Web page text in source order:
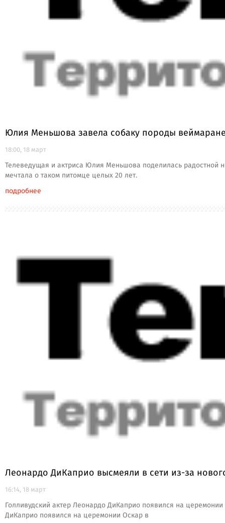
Юлия Меньшова завела собаку породы
18:00, 18 март
Телеведущая и актриса Юлия Меньшова поделилась радостной
мечтала о таком питомце целых 20 лет.
подробнее
Леонардо ДиКаприо высмеяли в сети из-за
16:14, 18 март
Голливудский актер Леонардо ДиКаприо появился на
ДиКаприо появился на церемонии Оскар в